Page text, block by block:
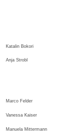
Katalin Bokori
Anja Strobl
Marco Felder
Vanessa Kaiser
Manuela Mittermann